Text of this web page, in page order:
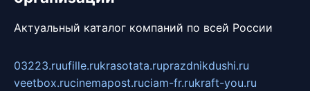
Актуальный каталог компаний по всей России
03223.ruufille.rukrasotata.ruprazdnikdushi.ru
veetbox.rucinemapost.ruciam-fr.rukraft-you.ru